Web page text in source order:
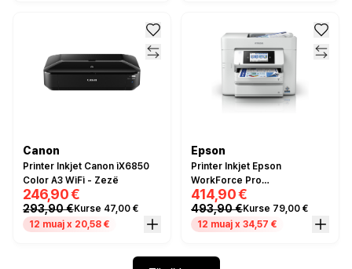
Canon
Printer Inkjet Canon iX6850
Color A3 WiFi - Zezë
246,90 €
293,90 €Kurse 47,00 €
12 muaj x 20,58 €
Epson
Printer Inkjet Epson
WorkForce Pro
WF‑C4810DTWF /
Multifunction
(Print/Copy/Scan/Fax)
414,90 €
493,90 €Kurse 79,00 €
12 muaj x 34,57 €